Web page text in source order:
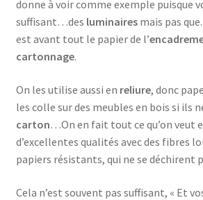
donne à voir comme exemple puisque
suffisant…des luminairesmais pas
est avant tout le papier de l’
cartonnage.
On les utilise aussi en reliure, donc
les colle sur des meubles en bois si ils
carton…On en fait tout ce qu’on veut
d’excellentes qualités avec des fibres
papiers résistants, qui ne se déchirent
Cela n’est souvent pas suffisant, « Et